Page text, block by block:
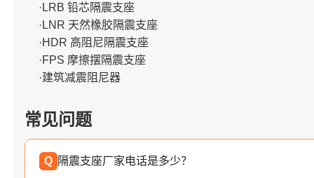
·LRB 铅芯隔震支座
·LNR 天然橡胶隔震支座
·HDR 高阻尼隔震支座
·FPS 摩擦摆隔震支座
·建筑减震阻尼器
常见问题
Q 隔震支座厂家电话是多少？